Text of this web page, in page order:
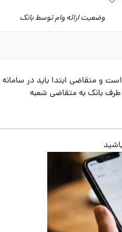
وضعیت ارائه وام توسط بانک
متقاضی ابتدا باید در سامانه
بانک به متقاضی شعبه